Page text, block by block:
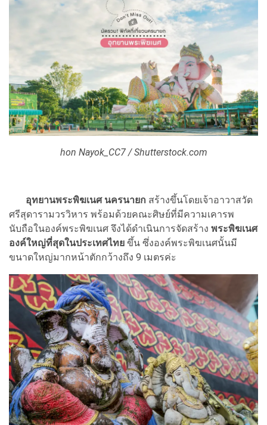
hon Nayok_CC7 / Shutterstock.com
อุทยานพระพิฆเนศ นครนายก สร้างขึ้นโดยเจ้าอาวาสวัด
ศรีสุดารามวรวิหาร พร้อมด้วยคณะศิษย์ที่มีความเคารพ
นับถือในองค์พระพิฆเนศ จึงได้ดำเนินการจัดสร้าง พระพิฆเนศ
องค์ใหญ่ที่สุดในประเทศไทย ขึ้น ซึ่งองค์พระพิฆเนศนั้นมี
ขนาดใหญ่มากหน้าตักกว้างถึง 9 เมตรค่ะ